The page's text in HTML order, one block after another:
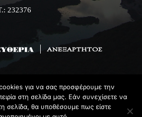
232376
Σχεδιασμός & ΑνάπτυξηAngel Web
για να σας προσφέρουμε την
στη σελίδα μας. Εάν συνεχίσετε να
σελίδα, θα υποθέσουμε πως είστε